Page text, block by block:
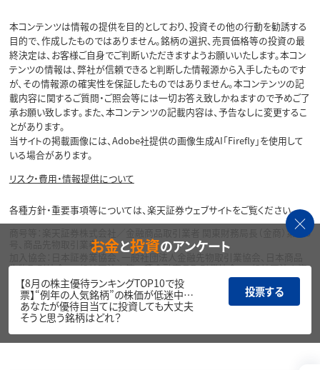
本コンテンツは情報の提供を目的としており、投資その他の行動を勧誘する
目的で、作成したものではありません。銘柄の選択、売買価格等の投資の最
終決定は、お客様ご自身でご判断いただきますようお願いいたします。本コン
テンツの情報は、弊社が信頼できると判断した情報源から入手したものです
が、その情報源の確実性を保証したものではありません。本コンテンツの記
載内容に関するご質問・ご照会等には一切お答え致しかねますので予めご了
承お願い致します。また、本コンテンツの記載内容は、予告なしに変更するこ
とがあります。
当サイトの掲載画像には、Adobe社提供の画像生成AI「Firefly」を使用して
いる場合があります。
リスク・費用・情報提供について
各種方針・重要事項等については、楽天証券ウェブサイトをご覧ください。
商号等：楽天証券株式会社／金融商品取引業者 関東財務局長（金商）第195
号、商品先物取引業者
加入協会：日本証券業協会、一般社団法人金融先物取引業協会、日本商品
先物取引協会、一般社団法人第二種金融商品取引業協会、一般社団法人資
産運用業協会
Copyright©
1999-2026 Rakuten Securities, Inc. All
Rights Reserved.
お金と投資のアンケート
【8月の株主優待ランキングTOP10で投
票】“例年の人気銘柄”の株価が低迷中…
あなたが優待目当てに投資しても大丈夫
そうと思う銘柄はどれ？
投票する